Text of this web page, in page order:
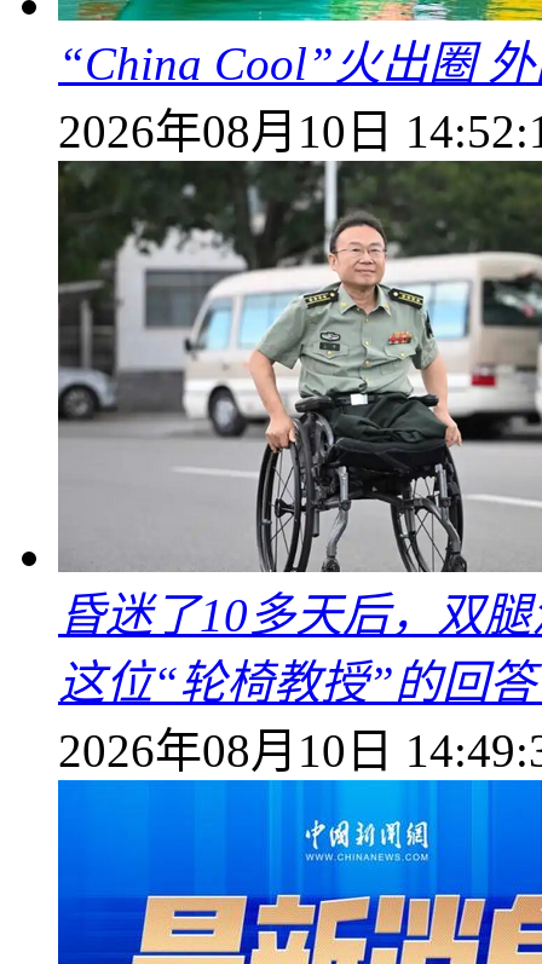
“China Cool”火出圈
2026年08月10日
昏迷了10多天后，双
这位“轮椅教授”的回
2026年08月10日